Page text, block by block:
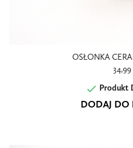
OSŁONKA
34,99
 Produkt
DODAJ DO